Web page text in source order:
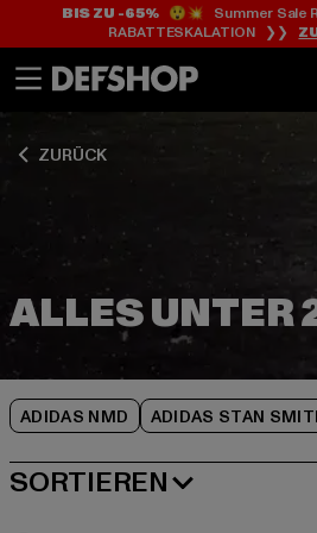
Zum
Inhalt
Zum
BIS ZU -65%😲💥 Summer Sale
RABATTESKALATION ❯❯
ZURÜCK
ADIDAS NMD ADIDAS STAN
Zum
SORTIEREN
BELIEBTESTE